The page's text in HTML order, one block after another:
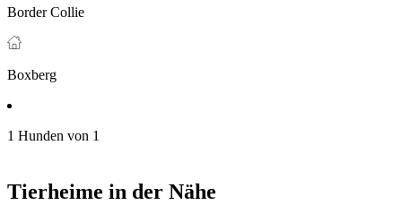
Border Collie
Boxberg
1 Hunden von 1
Tierheime in der Nähe